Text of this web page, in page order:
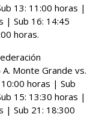
13: 11:00 horas |
| Sub 16: 14:45
horas.
Monte Grande vs.
horas | Sub
15: 13:30 horas |
| Sub 21: 18:300